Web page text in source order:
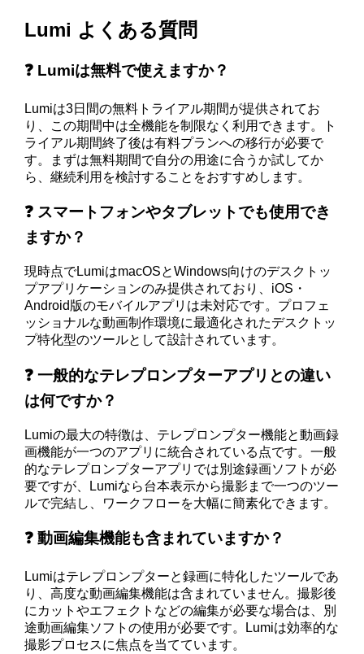
Lumi よくある質問
❓ Lumiは無料で使えますか？
Lumiは3日間の無料トライアル期間が提供されてお
り、この期間中は全機能を制限なく利用できます。ト
ライアル期間終了後は有料プランへの移行が必要で
す。まずは無料期間で自分の用途に合うか試してか
ら、継続利用を検討することをおすすめします。
❓ スマートフォンやタブレットでも使用でき
ますか？
現時点でLumiはmacOSとWindows向けのデスクトッ
プアプリケーションのみ提供されており、iOS・
Android版のモバイルアプリは未対応です。プロフェ
ッショナルな動画制作環境に最適化されたデスクトッ
プ特化型のツールとして設計されています。
❓ 一般的なテレプロンプターアプリとの違い
は何ですか？
Lumiの最大の特徴は、テレプロンプター機能と動画録
画機能が一つのアプリに統合されている点です。一般
的なテレプロンプターアプリでは別途録画ソフトが必
要ですが、Lumiなら台本表示から撮影まで一つのツー
ルで完結し、ワークフローを大幅に簡素化できます。
❓ 動画編集機能も含まれていますか？
Lumiはテレプロンプターと録画に特化したツールであ
り、高度な動画編集機能は含まれていません。撮影後
にカットやエフェクトなどの編集が必要な場合は、別
途動画編集ソフトの使用が必要です。Lumiは効率的な
撮影プロセスに焦点を当てています。